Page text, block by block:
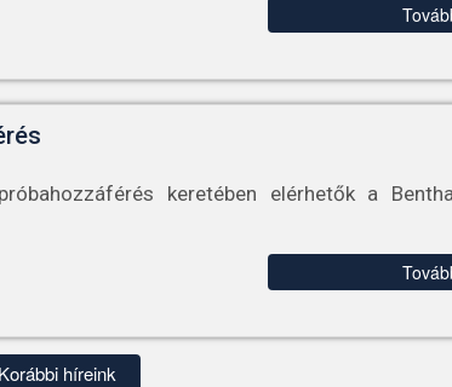
keretében elérhetők a
Korábbi híreink